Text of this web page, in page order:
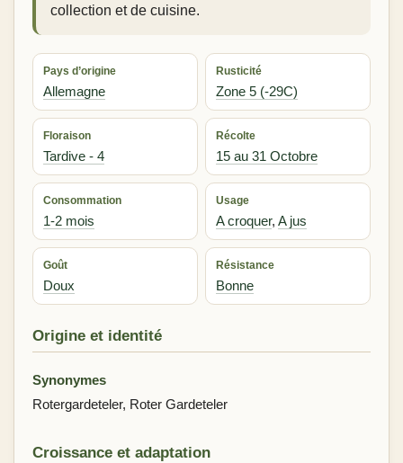
collection et de cuisine.
Pays d’origine
Allemagne
Rusticité
Zone 5 (-29C)
Floraison
Tardive - 4
Récolte
15 au 31 Octobre
Consommation
1-2 mois
Usage
A croquer, A jus
Goût
Doux
Résistance
Bonne
Origine et identité
Synonymes
Rotergardeteler, Roter Gardeteler
Croissance et adaptation